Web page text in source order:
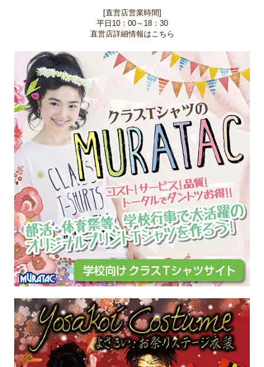
[直営店営業時間]
平日10：00～18：30
直営店詳細情報はこちら